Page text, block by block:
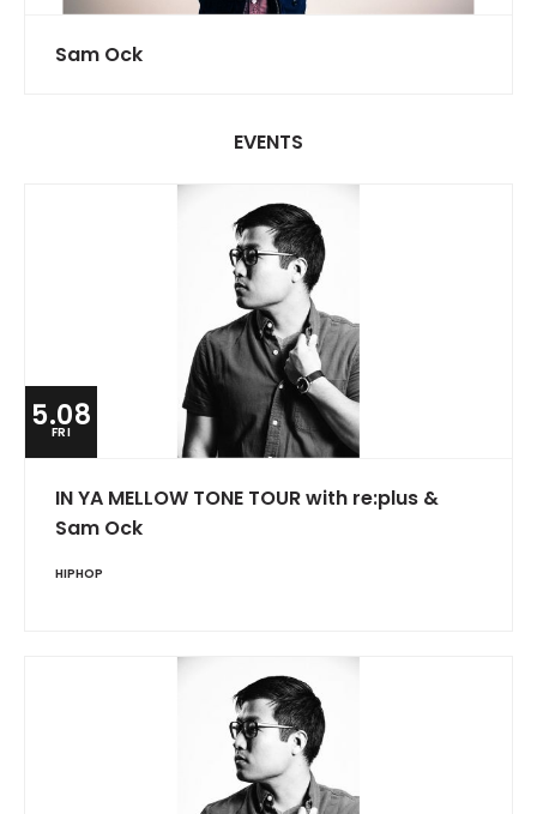
Sam Ock
EVENTS
5.08
FRI
IN YA MELLOW TONE TOUR with re:plus &
Sam Ock
HIPHOP